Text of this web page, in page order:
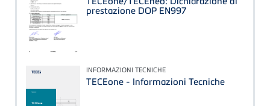
prestazione DOP EN997
INFORMAZIONI TECNICHE
TECEone - Informazioni Tecniche